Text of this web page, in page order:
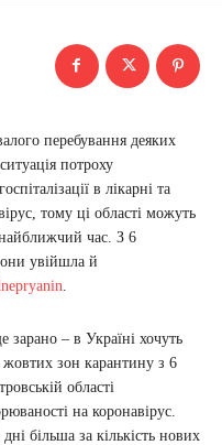
перебування деяких
потроху
в лікарні та
тому ці області можуть
час. З 6
увійшла й
зарано – в Україні хочуть
зон карантину з 6
області
на коронавірус.
більша за кількість нових